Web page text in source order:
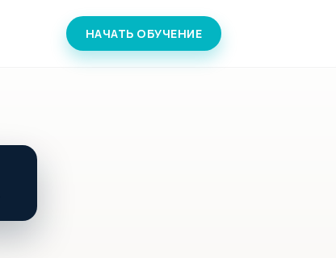
НАЧАТЬ ОБУЧЕНИЕ